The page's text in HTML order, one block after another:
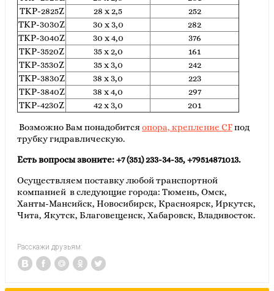
TKP-2825Z
28 x 2,5
252
TKP-3030Z
30 x 3,0
282
TKP-3040Z
30 x 4,0
376
TKP-3520Z
35 x 2,0
161
TKP-3530Z
35 x 3,0
242
TKP-3830Z
38 x 3,0
223
TKP-3840Z
38 x 4,0
297
TKP-4230Z
42 x 3,0 201
Возможно Вам понадобится опора, крепление CF под
трубку гидравлическую.
Есть вопросы звоните: +7 (351) 233-34-35, +79514871013.
Осуществляем поставку любой транспортной
компанией в следующие города: Тюмень, Омск,
Ханты-Мансийск, Новосибирск, Красноярск, Иркутск,
Чита, Якутск, Благовещенск, Хабаровск, Владивосток.
Расскажи друзьям: